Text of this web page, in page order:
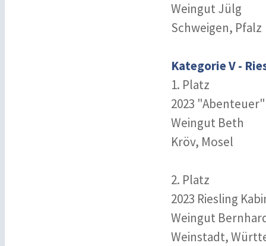
Weingut Jülg
Schweigen, Pfalz
Kategorie V -
1. Platz
2023
Weingut Beth
Kröv, Mosel
2. Platz
2023 Riesling
Weingut
Weinstadt,